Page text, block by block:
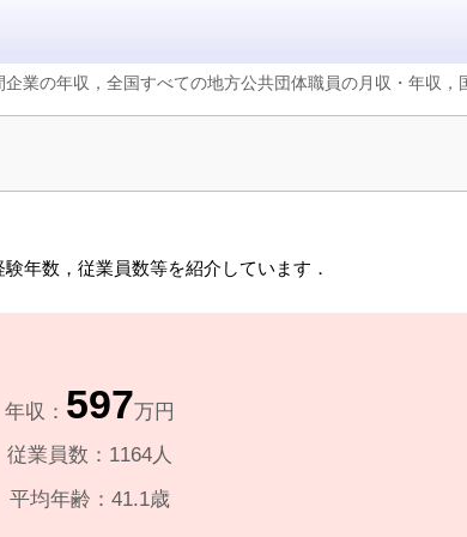
業の年収，全国すべての地方公共団体職員の月収・年収
年数，従業員数等を紹介しています．
年収： 597万円
従業員数：1164人
平均年齢：41.1歳